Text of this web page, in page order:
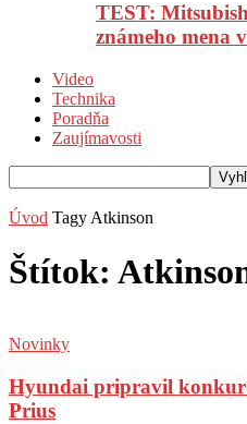
TEST:
známeho mena
Video
Technika
Poradňa
Zaujímavosti
Úvod Tagy Atkinson
Štítok:
Novinky
Hyundai pripravil
Prius